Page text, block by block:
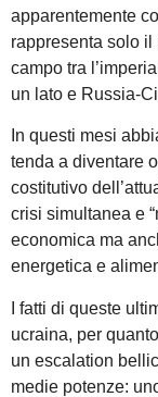
apparentemente
rappresenta solo
campo tra
un lato e Russia-
In questi mesi
tenda a diventare
costitutivo
crisi simultanea e
economica ma
energetica e
I fatti di queste
ucraina, per
un escalation
medie potenze: